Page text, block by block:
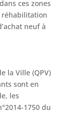
ces zones
réhabilitation
neuf à
la Ville (QPV)
sont en
les
1750 du